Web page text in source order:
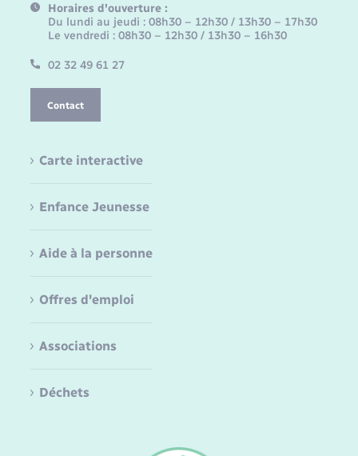
Horaires d'ouverture :
Du lundi au jeudi : 08h30 – 12h30 / 13h30 – 17h30
Le vendredi : 08h30 – 12h30 / 13h30 – 16h30
02 32 49 61 27
Contact
Carte interactive
Enfance Jeunesse
Aide à la personne
Offres d'emploi
Associations
Déchets